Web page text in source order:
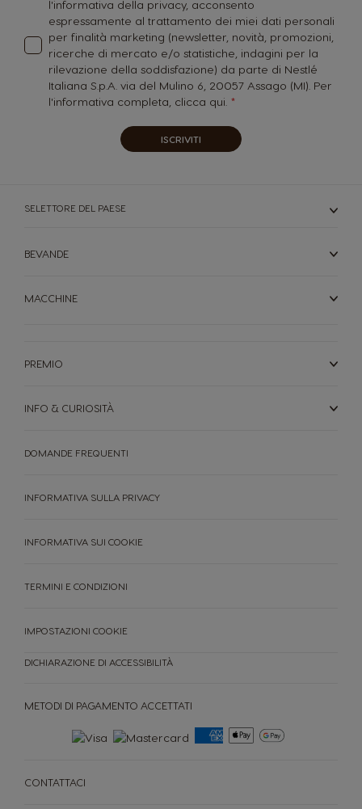
IL TUO COFFEE SHOP
l'informativa della privacy, acconsento
espressamente al trattamento dei miei dati personali
per finalità marketing (newsletter, novità, promozioni,
ricerche di mercato e/o statistiche, indagini per la
rilevazione della soddisfazione) da parte di Nestlé
Italiana S.p.A. via del Mulino 6, 20057 Assago (MI). Per
l'informativa completa, clicca qui.
ISCRIVITI
SELETTORE DEL PAESE
BEVANDE
MACCHINE
PREMIO
INFO & CURIOSITÀ
METODI DI PAGAMENTO ACCETTATI
CONTATTACI
DOMANDE FREQUENTI
INFORMATIVA SULLA PRIVACY
INFORMATIVA SUI COOKIE
TERMINI E CONDIZIONI
IMPOSTAZIONI COOKIE
DICHIARAZIONE DI ACCESSIBILITÀ